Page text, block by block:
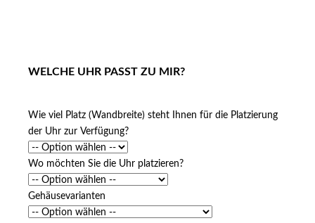
WELCHE UHR PASST ZU MIR?
Wie viel Platz (Wandbreite) steht Ihnen für die Platzierung
der Uhr zur Verfügung?
Wo möchten Sie die Uhr platzieren?
Gehäusevarianten